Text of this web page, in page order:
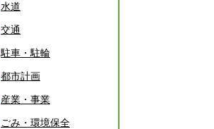
水道
交通
駐車・駐輪
都市計画
産業・事業
ごみ・環境保全